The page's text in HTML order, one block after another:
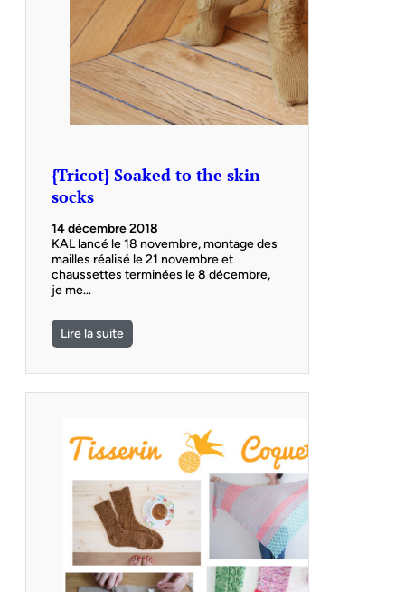
{Tricot} Soaked to the skin
socks
14 décembre 2018
KAL lancé le 18 novembre, montage des
mailles réalisé le 21 novembre et
chaussettes terminées le 8 décembre,
je me…
Lire la suite